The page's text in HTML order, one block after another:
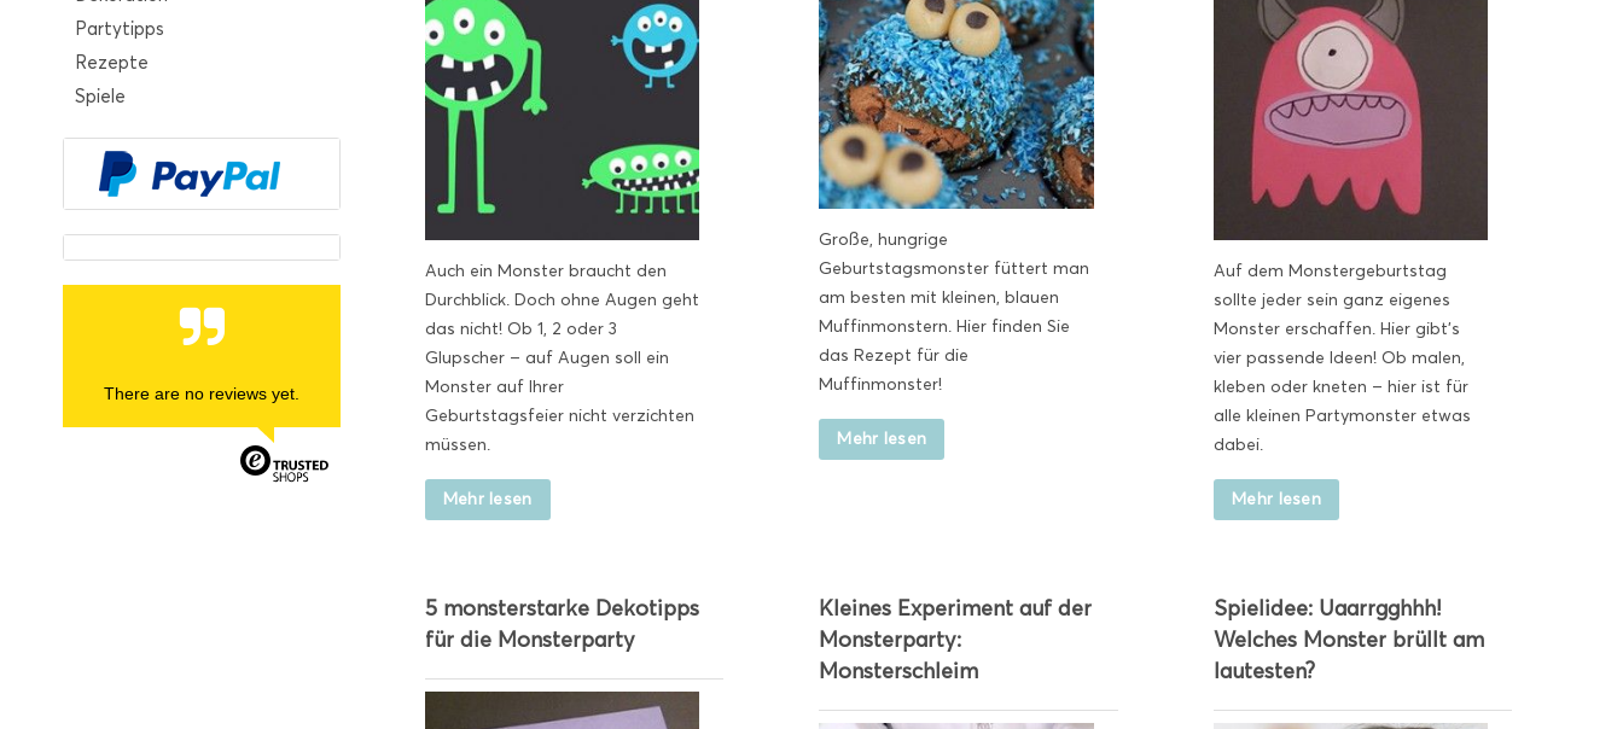
Partytipps
Rezepte
Spiele
There are no reviews yet.
Auch ein Monster braucht den
Durchblick. Doch ohne Augen geht
das nicht! Ob 1, 2 oder 3
Glupscher – auf Augen soll ein
Monster auf Ihrer
Geburtstagsfeier nicht verzichten
müssen.
Mehr lesen
Große, hungrige
Geburtstagsmonster füttert man
am besten mit kleinen, blauen
Muffinmonstern. Hier finden Sie
das Rezept für die
Muffinmonster!
Mehr lesen
Auf dem Monstergeburtstag
sollte jeder sein ganz eigenes
Monster erschaffen. Hier gibt’s
vier passende Ideen! Ob malen,
kleben oder kneten – hier ist für
alle kleinen Partymonster etwas
dabei.
Mehr lesen
5 monsterstarke Dekotipps
für die Monsterparty
Kleines Experiment auf der
Monsterparty:
Monsterschleim
Spielidee: Uaarrgghhh!
Welches Monster brüllt am
lautesten?